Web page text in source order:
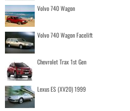
Volvo 740 Wagon
Volvo 740 Wagon Facelift
Chevrolet Trax 1st Gen
Lexus ES (XV20) 1999